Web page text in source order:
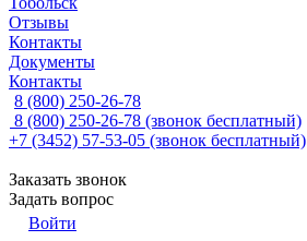
Отзывы
Контакты
Документы
Контакты
8 (800) 250-26-78
8 (800) 250-26-78 (звонок бесплатный)
+7 (3452) 57-53-05 (звонок бесплатный)
Заказать звонок
Задать вопрос
Войти